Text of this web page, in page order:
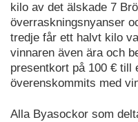
kilo av det älskade 7
överraskningsnyanser
tredje får ett halvt kilo
vinnaren även ära och
presentkort på 100 € till
överenskommits med
Alla Byasockor som